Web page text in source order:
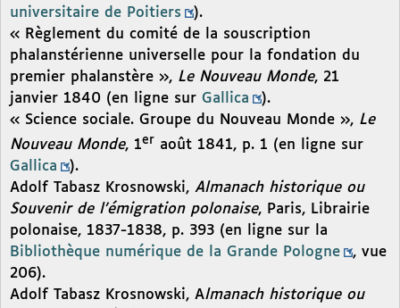
universitaire de Poitiers
).
« Règlement du comité de la souscription
phalanstérienne universelle pour la fondation du
premier phalanstère », Le Nouveau Monde, 21
janvier 1840 (en ligne sur Gallica
).
« Science sociale. Groupe du Nouveau Monde », Le
Nouveau Monde, 1er août 1841, p. 1 (en ligne sur
Gallica
).
Adolf Tabasz Krosnowski, Almanach historique ou
Souvenir de l’émigration polonaise, Paris, Librairie
polonaise, 1837-1838, p. 393 (en ligne sur la
Bibliothèque numérique de la Grande Pologne
, vue
206).
Adolf Tabasz Krosnowski, Almanach historique ou